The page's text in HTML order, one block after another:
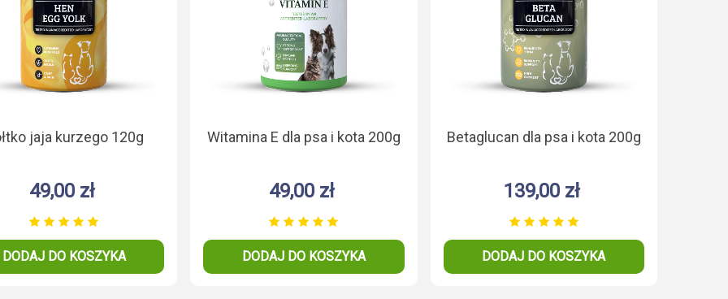
jaja kurzego 120g
49,00 zł
DODAJ DO KOSZYKA
Witamina E dla psa i kota 200g
49,00 zł
DODAJ DO KOSZYKA
Betaglucan dla psa i kota 200g
139,00 zł
DODAJ DO KOSZYKA